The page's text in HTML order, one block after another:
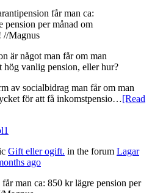
får man ca:
pension per månad om
//Magnus
är något man får om man
vanlig pension, eller hur?
av socialbidrag man får om man
för att få inkomstpensio…[Read
Gift eller ogift. in the forum Lagar
ago
man ca: 850 kr lägre pension per